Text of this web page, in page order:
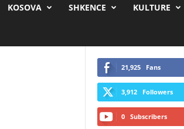
KOSOVA SHKENCE KULTURE
21,925 Fans
3,912 Followers
0 Subscribers